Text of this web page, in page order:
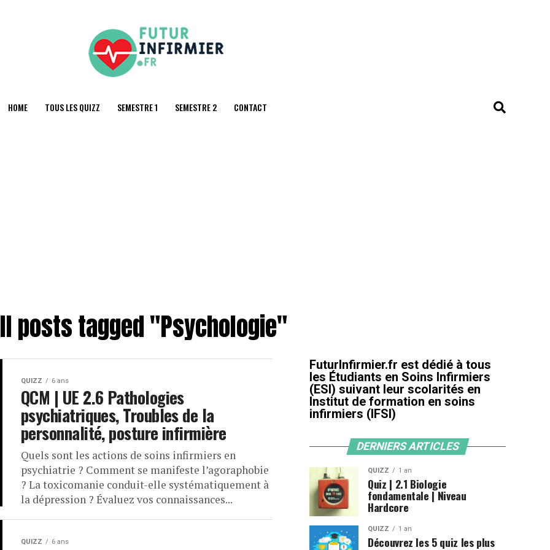
HOME TOUS LES QUIZZ SEMESTRE 1 SEMESTRE 2 CONTACT
posts tagged "Psychologie"
QUIZZ 6 ans
QCM | UE 2.6 Pathologies
psychiatriques, Troubles de la
personnalité, posture infirmière
Quels sont les actions de soins infirmiers en
psychiatrie ? Comment se manifeste l’agoraphobie
? La toxicomanie conduit-elle systématiquement à
la dépression ? Évaluez vos connaissances...
QUIZZ 6 ans
FuturInfirmier.fr est dédié à tous
les Étudiants en Soins Infirmiers
(ESI) suivant leur scolarités en
Institut de formation en soins
infirmiers (IFSI)
DERNIERS ARTICLES
QUIZZ 1 an
Quiz | 2.1 Biologie
fondamentale | Niveau
Hardcore
QUIZZ 1 an
Découvrez les 5 quiz les plus